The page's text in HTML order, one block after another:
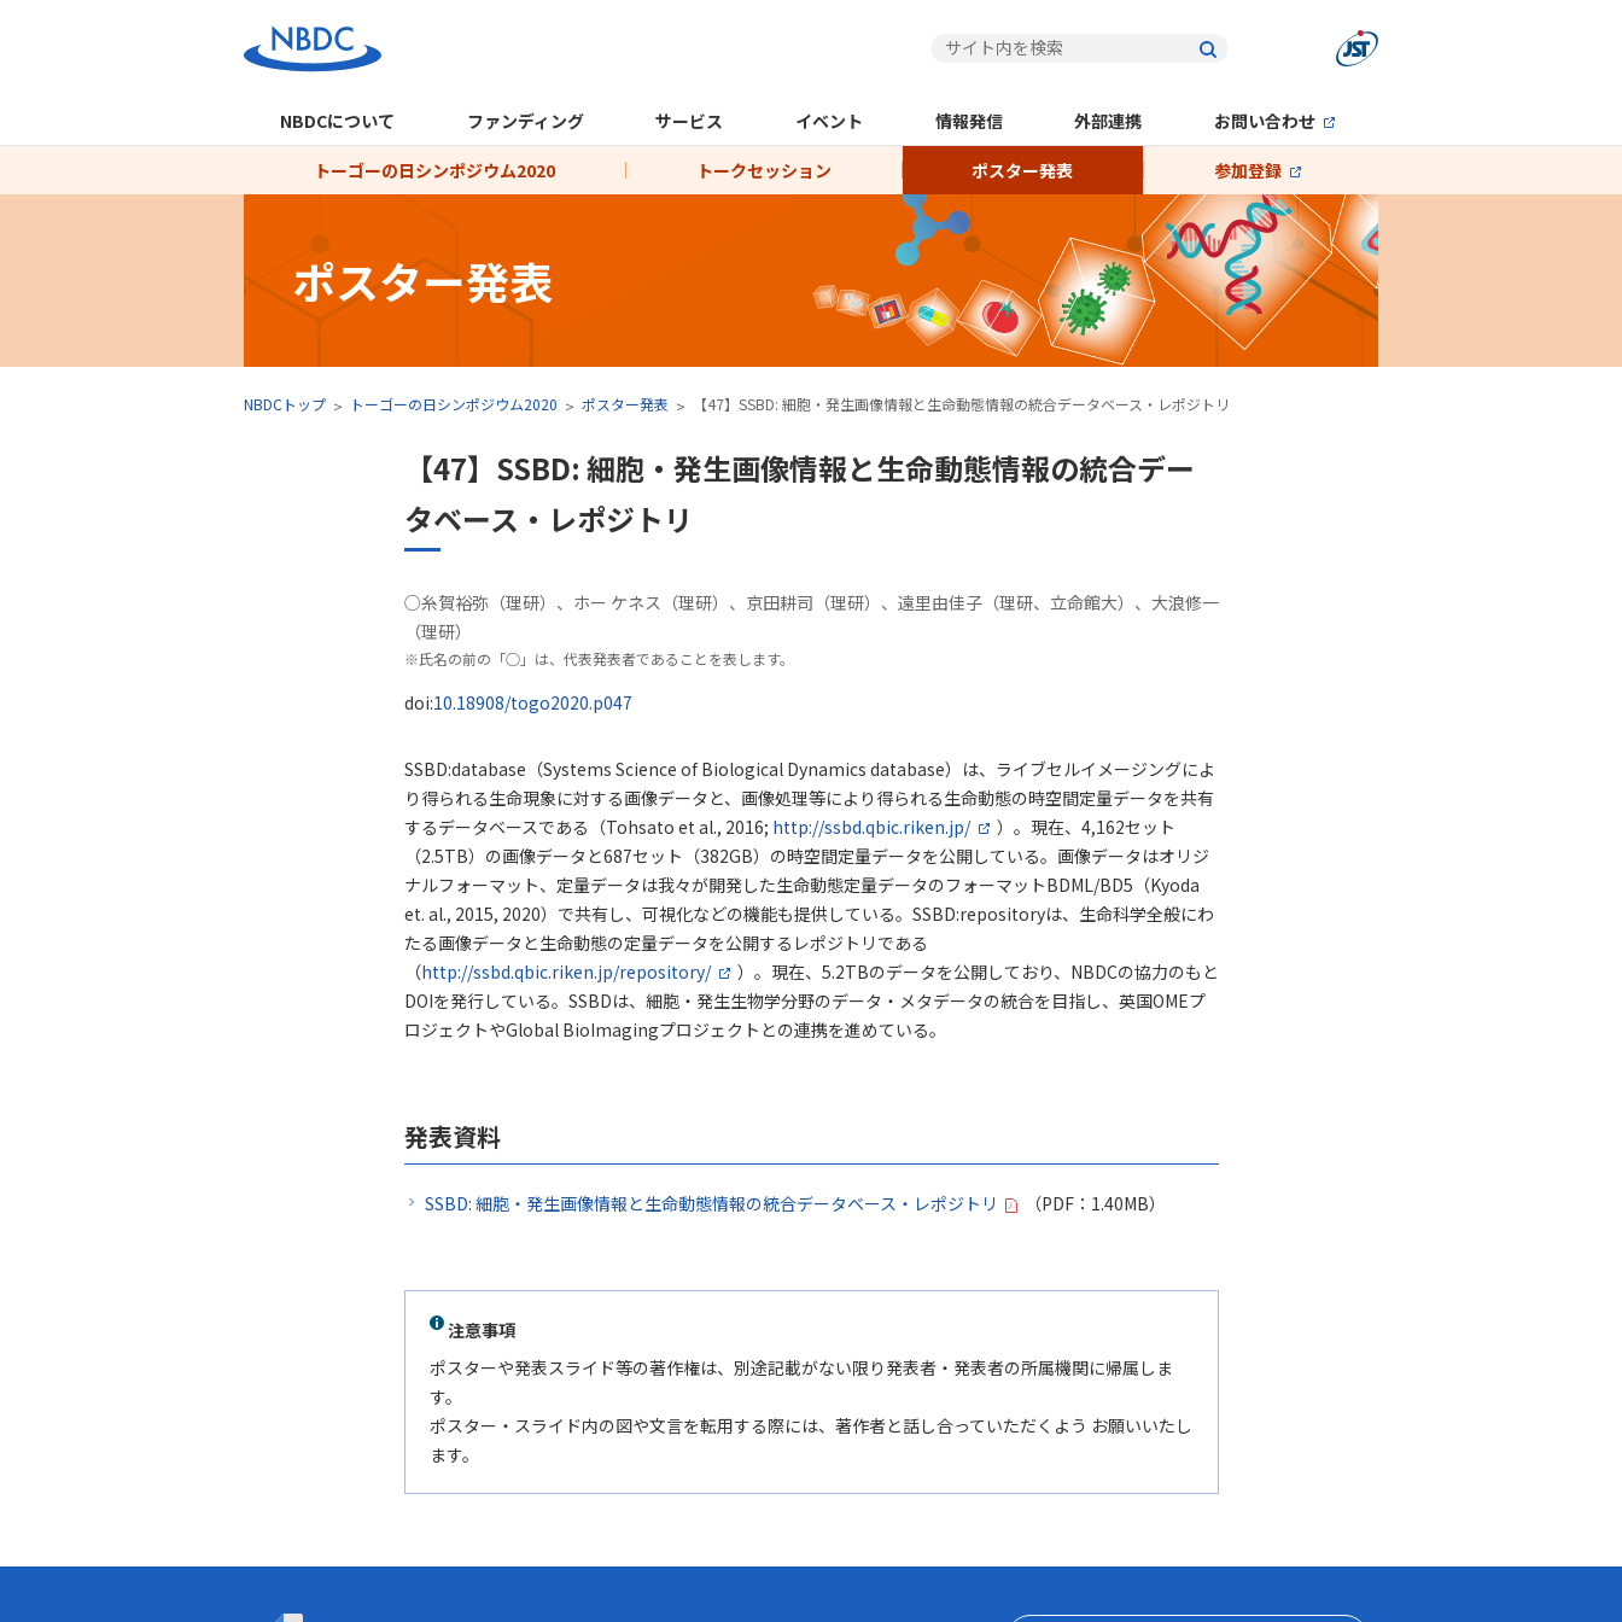
NBDCについて ファンディング サービス イベント 情報発信 外部連携 お問い合わせ
トーゴーの日シンポジウム2020 トークセッション ポスター発表 参加登録
ポスター発表
NBDCトップ トーゴーの日シンポジウム2020 ポスター発表 【47】SSBD: 細胞・発生画像情報と生命動態情報の統合データベース・レポジトリ
【47】SSBD: 細胞・発生画像情報と生命動態情報の統合デー
タベース・レポジトリ
発表者
○糸賀裕弥（理研）、ホー ケネス（理研）、京田耕司（理研）、遠里由佳子（理研、立命館大）、大浪修一
（理研）
※氏名の前の「○」は、代表発表者であることを表します。
DOI
doi:10.18908/togo2020.p047
概要
SSBD:database（Systems Science of Biological Dynamics database）は、ライブセルイメージングによ
り得られる生命現象に対する画像データと、画像処理等により得られる生命動態の時空間定量データを共有
するデータベースである（Tohsato et al., 2016; http://ssbd.qbic.riken.jp/
）。現在、4,162セット
（2.5TB）の画像データと687セット（382GB）の時空間定量データを公開している。画像データはオリジ
ナルフォーマット、定量データは我々が開発した生命動態定量データのフォーマットBDML/BD5（Kyoda
et. al., 2015, 2020）で共有し、可視化などの機能も提供している。SSBD:repositoryは、生命科学全般にわ
たる画像データと生命動態の定量データを公開するレポジトリである
（http://ssbd.qbic.riken.jp/repository/
）。現在、5.2TBのデータを公開しており、NBDCの協力のもと
DOIを発行している。SSBDは、細胞・発生生物学分野のデータ・メタデータの統合を目指し、英国OMEプ
ロジェクトやGlobal BioImagingプロジェクトとの連携を進めている。
発表資料
SSBD: 細胞・発生画像情報と生命動態情報の統合データベース・レポジトリ （PDF：1.40MB）
注意事項
ポスターや発表スライド等の著作権は、別途記載がない限り発表者・発表者の所属機関に帰属しま
す。
ポスター・スライド内の図や文言を転用する際には、著作者と話し合っていただくよう お願いいたし
ます。